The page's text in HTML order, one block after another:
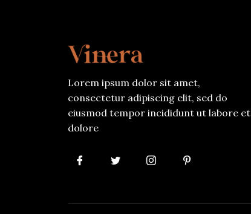
Lorem ipsum dolor sit amet,
consectetur adipiscing elit, sed do
eiusmod tempor incididunt ut labore et
dolore